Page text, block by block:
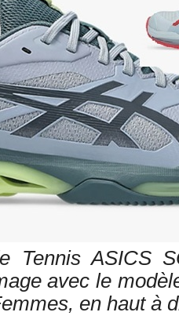
Tennis ASICS
avec le
en haut à